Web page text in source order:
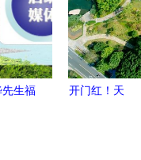
可行性
报告编
及策
询指南
目策划咨询
全解析
先生福
开门红！天